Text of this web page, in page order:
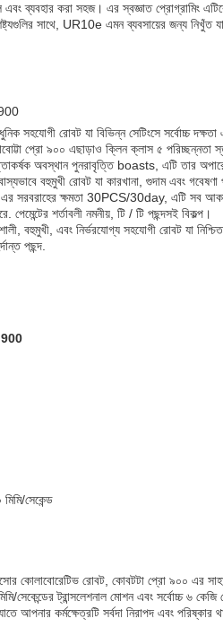
ব্যবহার করা সহজ। এর স্বজ্ঞাত প্রোগ্রামিং
সাথে, UR10e এমন ব্যবসায়ের জন্য নিখুঁত
রোবট যা বিভিন্ন সেটিংসে সর্বোচ্চ দক্ষতা
প্রো ৯০০ এছাড়াও ক্লিন ক্লাস ৫
অবস্থান পুনরাবৃত্তি boasts, এটি তার
বহুমুখী রোবট যা কারখানা, গুদাম এবং গবেষণা
এর সরবরাহের ক্ষমতা 30PCS/30day, এটি সব
শর্তাবলী নমনীয়, টি / টি পছন্দসই বিকল্প।
এবং নির্ভরযোগ্য সহযোগী রোবট যা
পছন্দ.
900
সেকেন্ড
কোলাবোরেটিভ রোবট, কোবটটা প্রো ৯০০ এর
সেকেন্ডের ট্রান্সলেশনাল মোশন এবং সর্বোচ্চ ৬
যাতে আপনার কর্মক্ষেত্রটি সর্বদা নিরাপদ এবং